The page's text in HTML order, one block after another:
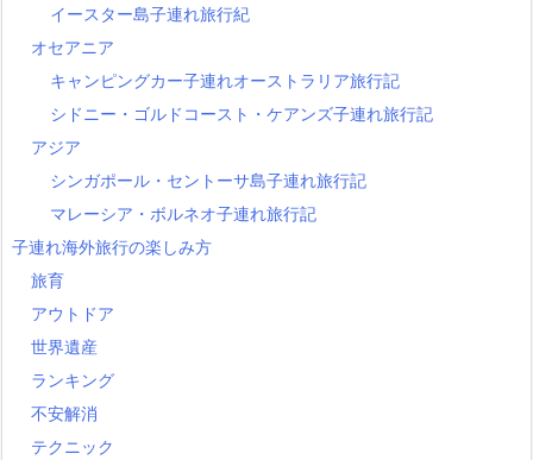
イースター島子連れ旅行紀
オセアニア
キャンピングカー子連れオーストラリア旅行記
シドニー・ゴルドコースト・ケアンズ子連れ旅行記
アジア
シンガポール・セントーサ島子連れ旅行記
マレーシア・ボルネオ子連れ旅行記
子連れ海外旅行の楽しみ方
旅育
アウトドア
世界遺産
ランキング
不安解消
テクニック